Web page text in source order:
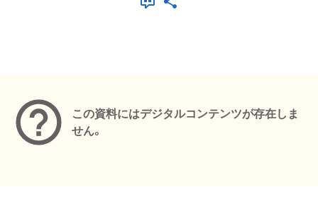
この資料にはデジタルコンテンツが存在しま
せん。